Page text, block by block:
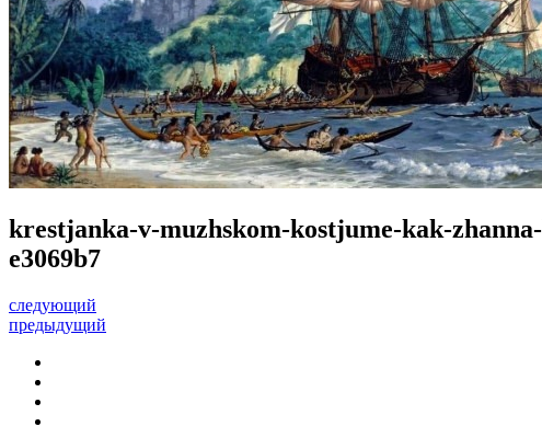
krestjanka-v-muzhskom-kostjume-kak-
e3069b7
следующий
предыдущий